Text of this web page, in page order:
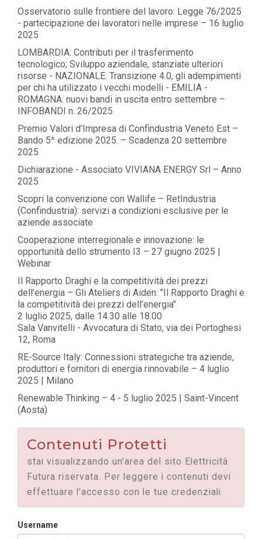
Osservatorio sulle frontiere del lavoro: Legge 76/2025
- partecipazione dei lavoratori nelle imprese – 16 luglio
2025
LOMBARDIA: Contributi per il trasferimento
tecnologico; Sviluppo aziendale, stanziate ulteriori
risorse - NAZIONALE: Transizione 4.0, gli adempimenti
per chi ha utilizzato i vecchi modelli - EMILIA -
ROMAGNA: nuovi bandi in uscita entro settembre –
INFOBANDI n. 26/2025
Premio Valori d’Impresa di Confindustria Veneto Est –
Bando 5^ edizione 2025. – Scadenza 20 settembre
2025
Dichiarazione - Associato VIVIANA ENERGY Srl – Anno
2025
Scopri la convenzione con Wallife – RetIndustria
(Confindustria): servizi a condizioni esclusive per le
aziende associate
Cooperazione interregionale e innovazione: le
opportunità dello strumento I3 – 27 giugno 2025 |
Webinar
Il Rapporto Draghi e la competitività dei prezzi
dell’energia – Gli Ateliers di Aiden: "Il Rapporto Draghi e
la competitività dei prezzi dell’energia"
2 luglio 2025, dalle 14.30 alle 18.00
Sala Vanvitelli - Avvocatura di Stato, via dei Portoghesi
12, Roma
RE-Source Italy: Connessioni strategiche tra aziende,
produttori e fornitori di energia rinnovabile – 4 luglio
2025 | Milano
Renewable Thinking – 4 - 5 luglio 2025 | Saint-Vincent
(Aosta)
Contenuti Protetti
stai visualizzando un’area del sito Elettricità
Futura riservata. Per leggere i contenuti devi
effettuare l’accesso con le tue credenziali
Username